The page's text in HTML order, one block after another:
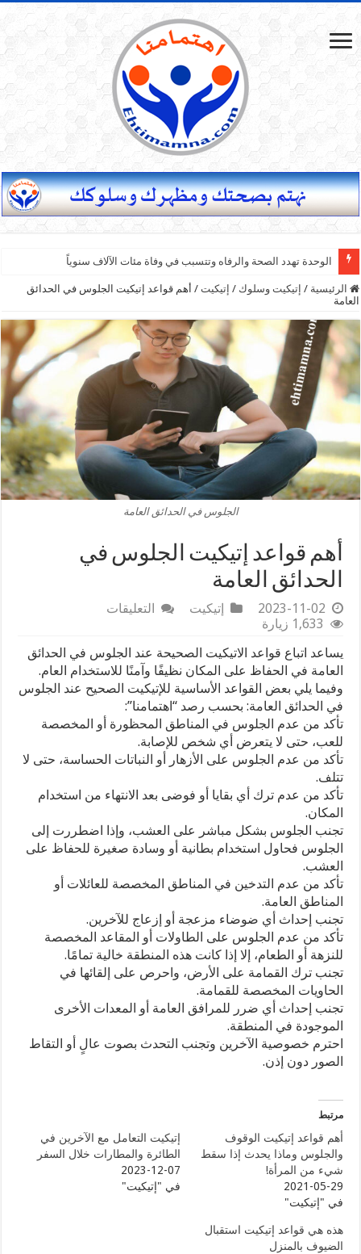
الوحدة تهدد الصحة والرفاه وتتسبب في وفاة مئات الآلاف سنوياً
الرئيسية / إتيكيت وسلوك / إتيكيت / أهم قواعد إتيكيت الجلوس في الحدائق
العامة
الجلوس في الحدائق العامة
أهم قواعد إتيكيت الجلوس في
الحدائق العامة
2023-11-02 إتيكيت التعليقات
إتيكيت
الجلوس
في
الحدائق
العامة
مغلقة
1,633 زيارة
يساعد اتباع قواعد الاتيكيت الصحيحة عند الجلوس في الحدائق
العامة في الحفاظ على المكان نظيفًا وآمنًا للاستخدام العام.
وفيما يلي بعض القواعد الأساسية للإتيكيت الصحيح عند الجلوس
في الحدائق العامة: بحسب رصد “اهتمامنا”:
تأكد من عدم الجلوس في المناطق المحظورة أو المخصصة
للعب، حتى لا يتعرض أي شخص للإصابة.
تأكد من عدم الجلوس على الأزهار أو النباتات الحساسة، حتى لا
تتلف.
تأكد من عدم ترك أي بقايا أو فوضى بعد الانتهاء من استخدام
المكان.
تجنب الجلوس بشكل مباشر على العشب، وإذا اضطررت إلى
الجلوس فحاول استخدام بطانية أو وسادة صغيرة للحفاظ على
العشب.
تأكد من عدم التدخين في المناطق المخصصة للعائلات أو
المناطق العامة.
تجنب إحداث أي ضوضاء مزعجة أو إزعاج للآخرين.
تأكد من عدم الجلوس على الطاولات أو المقاعد المخصصة
للنزهة أو الطعام، إلا إذا كانت هذه المنطقة خالية تمامًا.
تجنب ترك القمامة على الأرض، واحرص على إلقائها في
الحاويات المخصصة للقمامة.
تجنب إحداث أي ضرر للمرافق العامة أو المعدات الأخرى
الموجودة في المنطقة.
احترم خصوصية الآخرين وتجنب التحدث بصوت عالٍ أو التقاط
الصور دون إذن.
مرتبط
أهم قواعد إتيكيت الوقوف
والجلوس وماذا يحدث إذا سقط
شيء من المرأة!
2021-05-29
في "إتيكيت"
إتيكيت التعامل مع الآخرين في
الطائرة والمطارات خلال السفر
2023-12-07
في "إتيكيت"
هذه هي قواعد إتيكيت استقبال
الضيوف بالمنزل